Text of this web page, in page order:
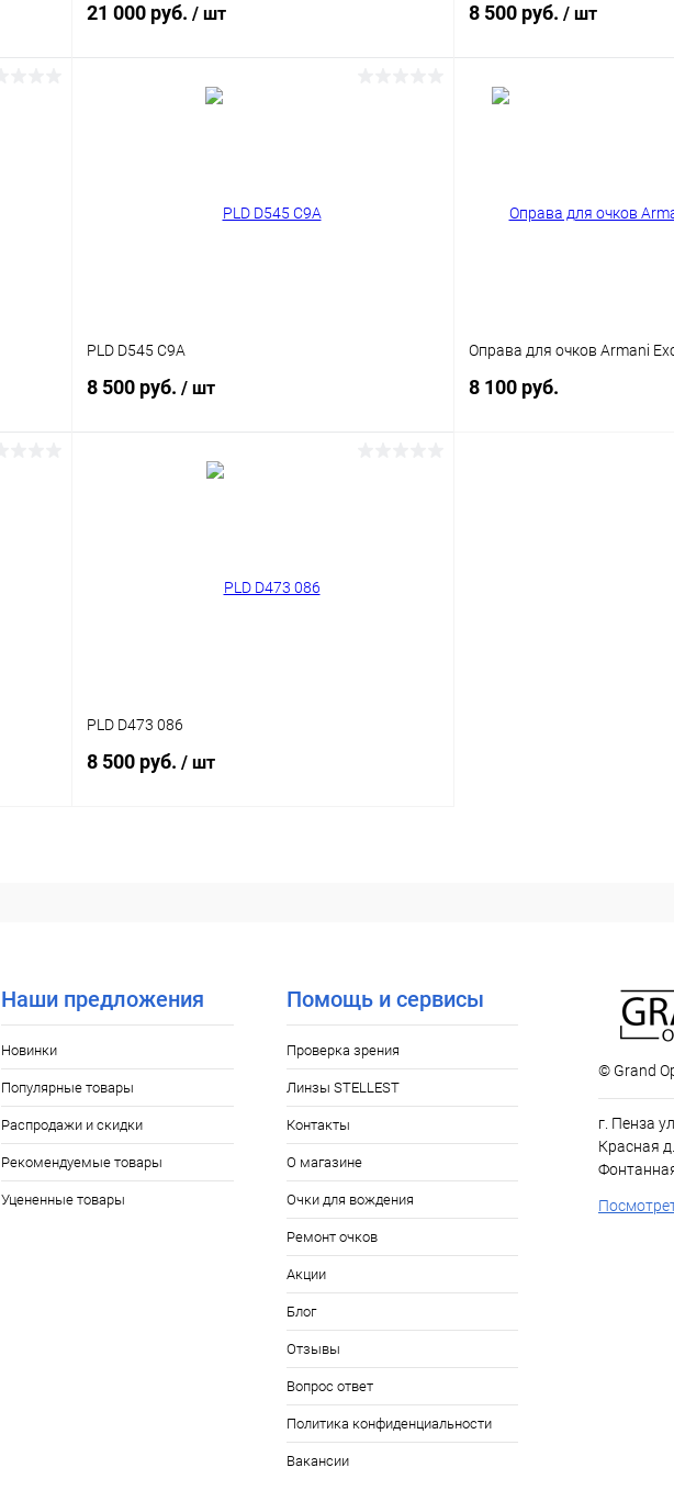
21 000 руб. / шт 8 500 руб. / шт
PLD D545 C9A
8 500 руб. / шт
Оправа для очков Armani
8 100 руб.
PLD D473 086
8 500 руб. / шт
Наши предложения
Новинки
Популярные товары
Распродажи и скидки
Рекомендуемые товары
Уцененные товары
Помощь и сервисы
Проверка зрения
Линзы STELLEST
Контакты
О магазине
Очки для вождения
Ремонт очков
Акции
Блог
Отзывы
Вопрос ответ
Политика конфиденциальности
Вакансии
© Grand
г. Пенза
Красная